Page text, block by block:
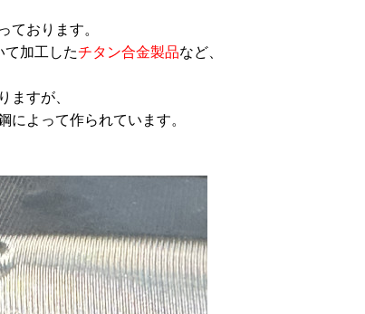
ております。
加工したチタン合金製品など、
ますが、
によって作られています。